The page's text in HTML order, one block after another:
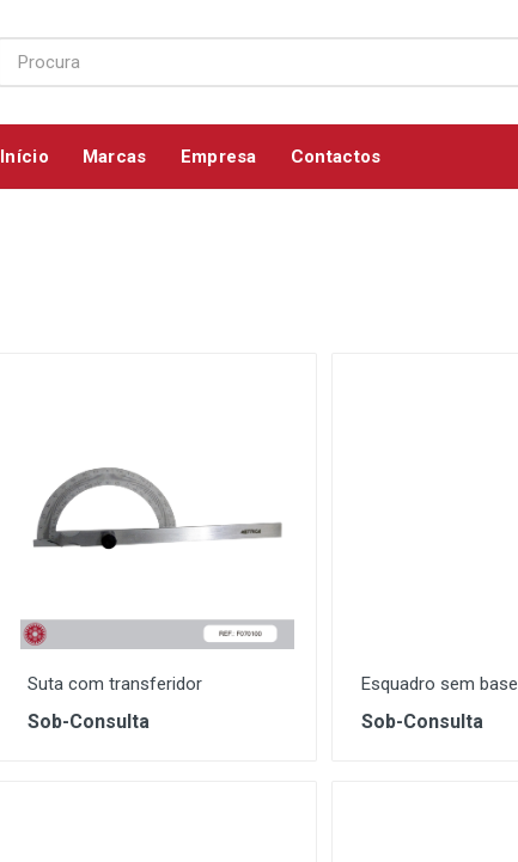
Início Marcas Empresa Contactos
Suta com transferidor
Sob-Consulta
Esquadro sem base
Sob-Consulta